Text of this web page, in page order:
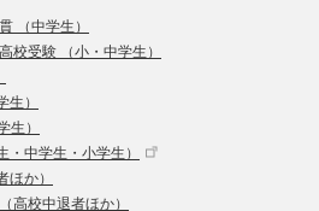
（中学生）
校受験 （小・中学生）
）
生）
中学生・小学生）
か）
高校中退者ほか）